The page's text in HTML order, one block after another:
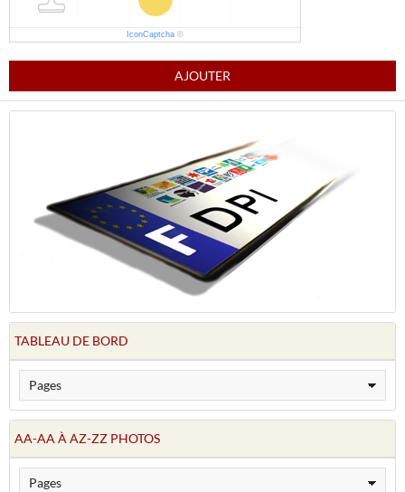
IconCaptcha ©
AJOUTER
TABLEAU DE BORD
AA-AA À AZ-ZZ PHOTOS